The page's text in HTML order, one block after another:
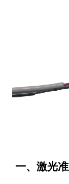
一、激光